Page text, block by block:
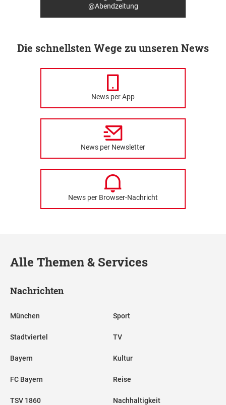
@Abendzeitung
Die schnellsten Wege zu unseren News
News per App
News per Newsletter
News per Browser-Nachricht
Alle Themen & Services
Nachrichten
München
Stadtviertel
Bayern
FC Bayern
TSV 1860
Sport
TV
Kultur
Reise
Nachhaltigkeit